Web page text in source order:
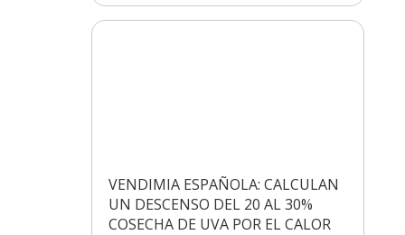
VENDIMIA ESPAÑOLA: CALCULAN
UN DESCENSO DEL 20 AL 30%
COSECHA DE UVA POR EL CALOR